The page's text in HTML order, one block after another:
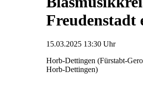
Freudenstadt
15.03.2025 13:30 Uhr
Horb-Dettingen (Fürstabt-
Horb-Dettingen)